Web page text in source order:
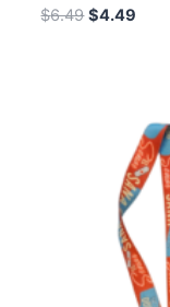
$6.49 $4.49